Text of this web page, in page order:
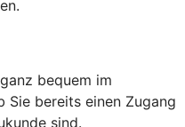
bequem im
Sie bereits einen Zugang
sind.